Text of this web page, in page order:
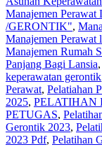
Manajemen Perawat
/GERONTIK",
Manajemen Perawat
Manajemen Rumah
Panjang Bagi Lansia,
keperawatan gerontik
Perawat, Pelatiahan
2025, PELATIHAN
PETUGAS,
Gerontik 2023,
2023 Pdf, Pelatihan